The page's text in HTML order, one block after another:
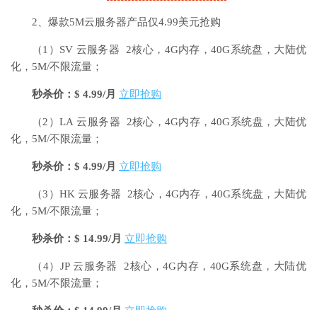
2、爆款5M云服务器产品仅4.99美元抢购
（1）SV 云服务器 2核心，4G内存，40G系统盘，大陆优
化，5M/不限流量；
秒杀价：$ 4.99/月 立即抢购
（2）LA 云服务器 2核心，4G内存，40G系统盘，大陆优
化，5M/不限流量；
秒杀价：$ 4.99/月 立即抢购
（3）HK 云服务器 2核心，4G内存，40G系统盘，大陆优
化，5M/不限流量；
秒杀价：$ 14.99/月 立即抢购
（4）JP 云服务器 2核心，4G内存，40G系统盘，大陆优
化，5M/不限流量；